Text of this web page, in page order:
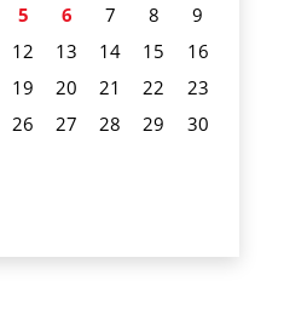
5 6 7 8
9
12 13 14 15
16
19 20 21 22
23
26 27 28 29
30